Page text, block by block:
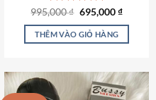
Được xếp
hạng4.80
5 sao
995,000₫ Giá
là:
995,000 ₫.
695,000₫Giá
tại
THÊM VÀO GIỎ HÀNG